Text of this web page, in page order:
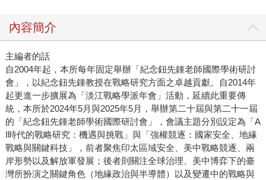
內容簡介
主編者的話
自2004年起，本所每年固定舉辦「紀念鈕先鍾老師國際學術研討
會」，以紀念鈕先鍾教授在戰略研究方面之卓越貢獻。自2014年
起更進一步擴展為「淡江戰略學派年會」活動，延續此重要傳
統，本所於2024年5月與2025年5月，舉辦第二十屆與第二十一屆
的「紀念鈕先鍾老師學術國際研討會」，會議主題分別設定為「A
I時代的戰略研究：機遇與挑戰」與「強權競逐：國家安全、地緣
戰略與關鍵科技」，前者聚焦印太區域安全、美中戰略競逐、兩
岸形勢以及解放軍發展；後者則關注全球治理、美中博弈下的臺
灣所扮演之關鍵角色（地緣政治與半導體）以及變遷中的戰略與